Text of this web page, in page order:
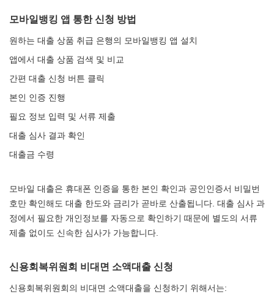
모바일뱅킹 앱 통한 신청 방법
원하는 대출 상품 취급 은행의 모바일뱅킹 앱 설치
앱에서 대출 상품 검색 및 비교
간편 대출 신청 버튼 클릭
본인 인증 진행
필요 정보 입력 및 서류 제출
대출 심사 결과 확인
대출금 수령
모바일 대출은 휴대폰 인증을 통한 본인 확인과 공인인증서 비밀번
호만 확인해도 대출 한도와 금리가 곧바로 산출됩니다. 대출 심사 과
정에서 필요한 개인정보를 자동으로 확인하기 때문에 별도의 서류
제출 없이도 신속한 심사가 가능합니다.
신용회복위원회 비대면 소액대출 신청
신용회복위원회의 비대면 소액대출을 신청하기 위해서는: